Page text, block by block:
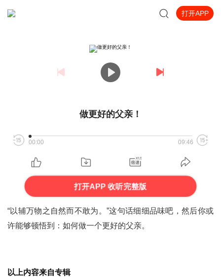
打开APP
做更好的父亲！
00:00 09:46
打开APP 收听完整版
“以辅万物之自然而不敢为。”这句话细细品味吧，然后你或
许能够顿悟到：如何做一个更好的父亲。
以上内容来自专辑